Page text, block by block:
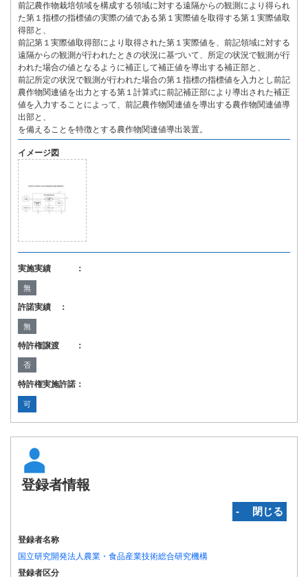
前記農作物栽培領域を構成する領域に対する遠隔からの観測により得られ
た第１指標の指標値の実際の値である第１実際値を取得する第１実際値取
得部と、
前記第１実際値取得部により取得された第１実際値を、前記領域に対する
遠隔からの観測が行われたときの状況に基づいて、所定の状況で観測が行
われた場合の値となるように補正して補正値を導出する補正部と、
前記所定の状況で観測が行われた場合の第１指標の指標値を入力とし前記
農作物関連値を出力とする第１計算式に前記補正部により導出された補正
値を入力することによって、前記農作物関連値を導出する農作物関連値導
出部と、
を備えることを特徴とする農作物関連値導出装置。
イメージ図
実施実績 ：
無
許諾実績 ：
無
特許権譲渡 ：
否
特許権実施許諾：
可
登録者情報
‐ 閉じる
登録者名称
国立研究開発法人農業・食品産業技術総合研究機構
登録者区分